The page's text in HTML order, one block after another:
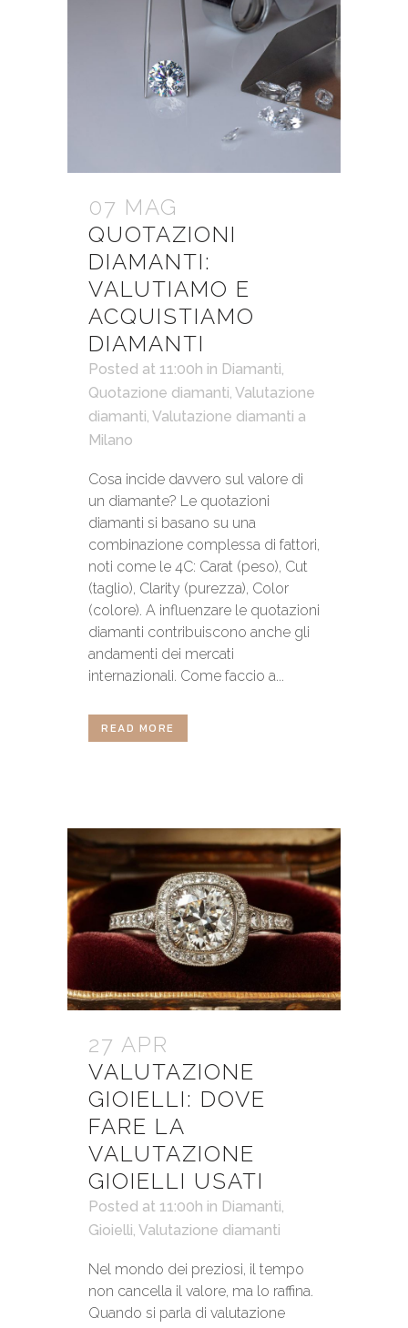
07 MAG
QUOTAZIONI
DIAMANTI:
VALUTIAMO E
ACQUISTIAMO
DIAMANTI
Posted at 11:00h in Diamanti
Quotazione diamanti Valutazione
diamanti Valutazione diamanti a
Milano
Cosa incide davvero sul valore di
un diamante? Le quotazioni
diamanti si basano su una
combinazione complessa di fattori,
noti come le 4C: Carat (peso), Cut
(taglio), Clarity (purezza), Color
(colore). A influenzare le quotazioni
diamanti contribuiscono anche gli
andamenti dei mercati
internazionali. Come faccio a...
READ MORE
27 APR
VALUTAZIONE
GIOIELLI: DOVE
FARE LA
VALUTAZIONE
GIOIELLI USATI
Posted at 11:00h in Diamanti
Gioielli Valutazione diamanti
Nel mondo dei preziosi, il tempo
non cancella il valore, ma lo raffina.
Quando si parla di valutazione